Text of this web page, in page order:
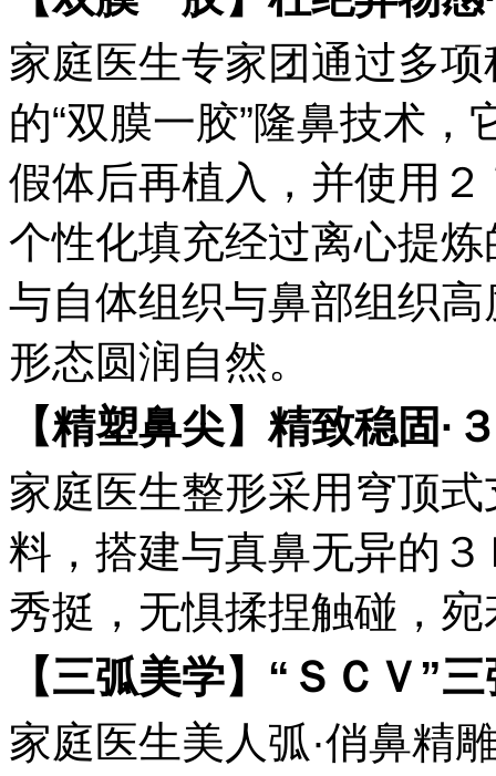
家庭医生专家团通过多
的“双膜一胶”隆鼻技术
假体后再植入，并使用
个性化填充经过离心提
与自体组织与鼻部组织
形态圆润自然。
【精塑鼻尖】精致稳固·
家庭医生整形采用穹顶
料，搭建与真鼻无异的
秀挺，无惧揉捏触碰，
【三弧美学】 “ ＳＣＶ”三
家庭医生美人弧·俏鼻精